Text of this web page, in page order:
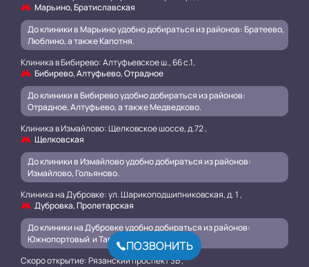
Марьино, Братиславская
До клиники в Марьино удобно добираться из районов: Братеево,
Люблино, а также Капотня.
Клиника в Бибирево: Алтуфьевское ш., 66 с.1,
Бибирево, Алтуфьево, Отрадное
До клиники в Бибирево удобно добираться из районов:
Отрадное, Алтуфьево, а также Медведково.
Клиника в Измайлово: Щелковское шоссе, д.72 ,
Щелковская
До клиники в Измайлово удобно добираться из районов:
Измайлово, Гольяново.
Клиника на Дубровке: ул. Шарикоподшипниковская, д. 1 ,
Дубровка, Пролетарская
До клиники на Дубровке удобно добираться из районов:
Южнопортовый и Таганский
Скоро открытие: Рязанский проспект 3Б ,
ПОЗВОНИТЬ